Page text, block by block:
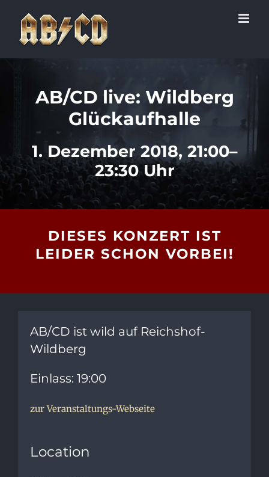
Inhalt
springen
AB/CD live: Wildberg
Glückaufhalle
1. Dezember 2018, 21:00–
23:30 Uhr
DIESES KONZERT IST
LEIDER SCHON VORBEI!
AB/CD ist wild auf Reichshof-
Wildberg
Einlass: 19:00
zur Veranstaltungs-Webseite
Location